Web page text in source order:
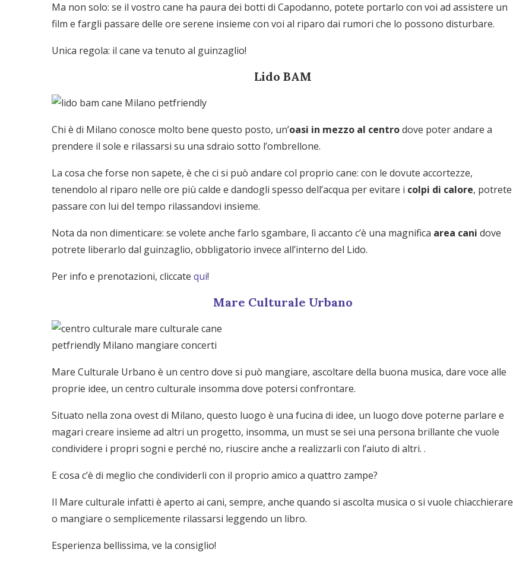
Ma non solo: se il vostro cane ha paura dei botti di Capodanno, potete portarlo con voi ad assistere un
film e fargli passare delle ore serene insieme con voi al riparo dai rumori che lo possono disturbare.
Unica regola: il cane va tenuto al guinzaglio!
Lido BAM
Chi è di Milano conosce molto bene questo posto, un’oasi in mezzo al centrodove poter andare a
prendere il sole e rilassarsi su una sdraio sotto l’ombrellone.
La cosa che forse non sapete, è che ci si può andare col proprio cane: con le dovute accortezze,
tenendolo al riparo nelle ore più calde e dandogli spesso dell’acqua per evitare i colpi di calore, potrete
passare con lui del tempo rilassandovi insieme.
Nota da non dimenticare: se volete anche farlo sgambare, lì accanto c’è una magnifica area cani dove
potrete liberarlo dal guinzaglio, obbligatorio invece all’interno del Lido.
Per info e prenotazioni, cliccate qui!
Mare Culturale Urbano
Mare Culturale Urbano è un centro dove si può mangiare, ascoltare della buona musica, dare voce alle
proprie idee, un centro culturale insomma dove potersi confrontare.
Situato nella zona ovest di Milano, questo luogo è una fucina di idee, un luogo dove poterne parlare e
magari creare insieme ad altri un progetto, insomma, un must se sei una persona brillante che vuole
condividere i propri sogni e perché no, riuscire anche a realizzarli con l’aiuto di altri. .
E cosa c’è di meglio che condividerli con il proprio amico a quattro zampe?
Il Mare culturale infatti è aperto ai cani, sempre, anche quando si ascolta musica o si vuole chiacchierare
o mangiare o semplicemente rilassarsi leggendo un libro.
Esperienza bellissima, ve la consiglio!